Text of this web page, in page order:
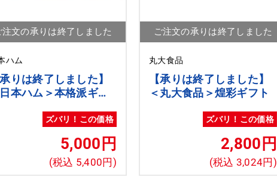
注文の承りは終了しました
ハム
りは終了しました】
本ハム＞本格派ギフ
ズバリ！この価格
5,000円
(税込 5,400円)
ご注文の承りは終了しました
丸大食品
【承りは終了しました】
＜丸大食品＞煌彩ギフト
ズバリ！この価格
2,800円
(税込 3,024円)